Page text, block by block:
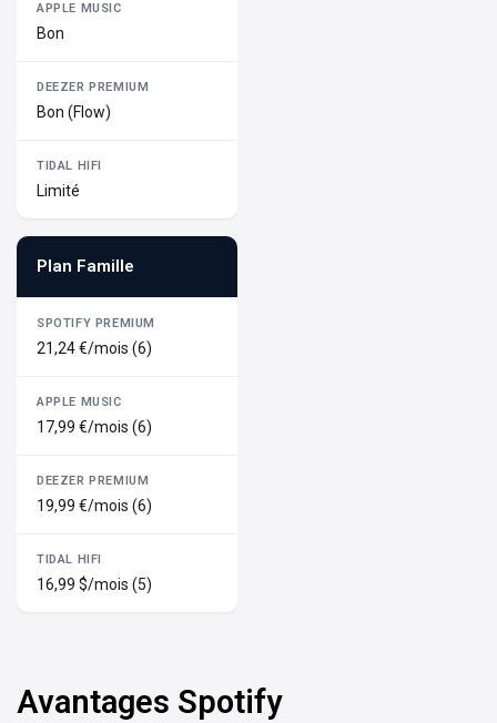
Bon
Bon (Flow)
Limité
Plan Famille
21,24 €/mois (6)
17,99 €/mois (6)
19,99 €/mois (6)
16,99 $/mois (5)
Avantages Spotify